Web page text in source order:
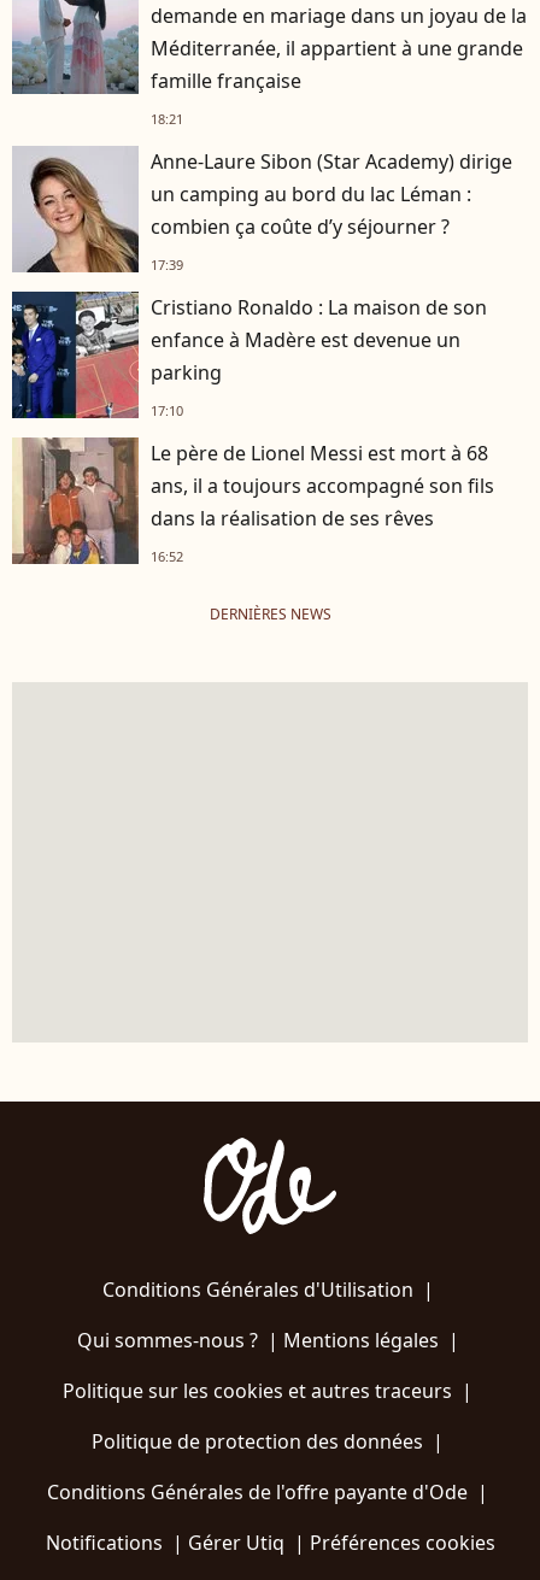
demande en mariage dans un joyau de la
Méditerranée, il appartient à une grande
famille française
18:21
Anne-Laure Sibon (Star Academy) dirige
un camping au bord du lac Léman :
combien ça coûte d’y séjourner ?
17:39
Cristiano Ronaldo : La maison de son
enfance à Madère est devenue un
parking
17:10
Le père de Lionel Messi est mort à 68
ans, il a toujours accompagné son fils
dans la réalisation de ses rêves
16:52
DERNIÈRES NEWS
Conditions Générales d'Utilisation |
Qui sommes-nous ?| Mentions légales |
Politique sur les cookies et autres traceurs |
Politique de protection des données |
Conditions Générales de l'offre payante d'Ode |
Notifications | Gérer Utiq | Préférences cookies